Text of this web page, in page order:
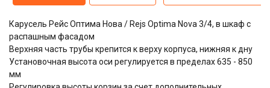
Карусель Рейс Оптима Нова / Rejs Optima Nova 3/4, в шкаф с
распашным фасадом
Верхняя часть трубы крепится к верху корпуса, нижняя к дну
Установочная высота оси регулируется в пределах 635 - 850
мм